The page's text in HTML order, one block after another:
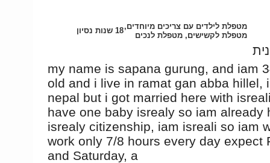
מטפלת לילדים עם צריכים מיוחדים,
מטפלת לקשישים, מטפלת לנכים
18 שנות נסיון
my name is sapana gurung, and iam
old and i live in ramat gan abba hillel,
nepal but i got married here with
have one baby isrealy so iam already
isrealy citizenship, iam isreali so iam
work only 7/8 hours every day expect
and Saturday, a